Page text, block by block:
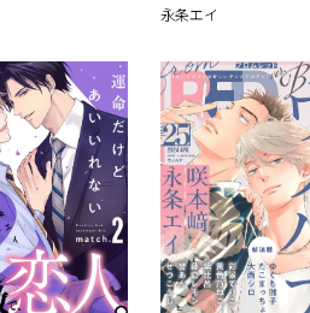
永条エイ